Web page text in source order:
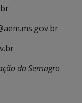
da Semagro